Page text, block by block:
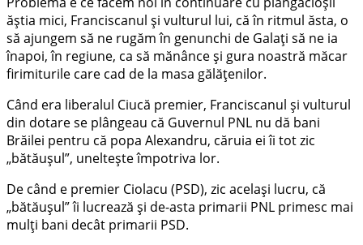
ăștia mici, Franciscanul și vulturul lui, că în ritmul ăsta, o
să ajungem să ne rugăm în genunchi de Galați să ne ia
înapoi, în regiune, ca să mănânce și gura noastră măcar
firimiturile care cad de la masa gălățenilor.
Când era liberalul Ciucă premier, Franciscanul și vulturul
din dotare se plângeau că Guvernul PNL nu dă bani
Brăilei pentru că popa Alexandru, căruia ei îi tot zic
„bătăușul”, uneltește împotriva lor.
De când e premier Ciolacu (PSD), zic același lucru, că
„bătăușul” îi lucrează și de-asta primarii PNL primesc mai
mulți bani decât primarii PSD.